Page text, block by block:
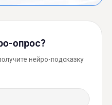
опрос?
нейро-подсказку